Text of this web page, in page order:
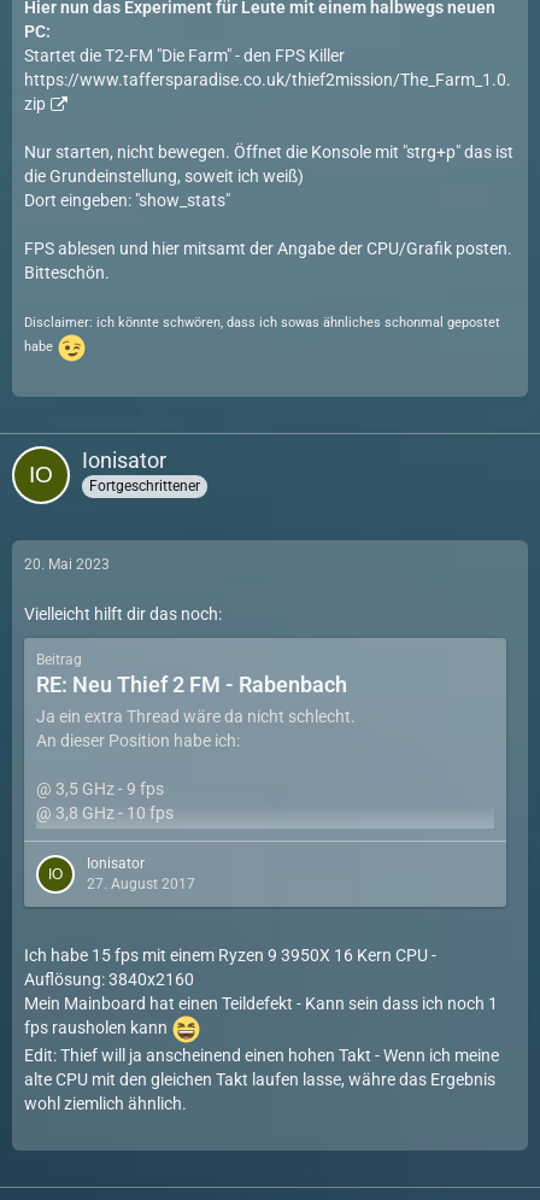
Hier nun das Experiment für Leute mit einem halbwegs neuen
PC:
Startet die T2-FM "Die Farm" - den FPS Killer
https://www.taffersparadise.co.uk/thief2mission/The_Farm_1.0.
zip
Nur starten, nicht bewegen. Öffnet die Konsole mit "strg+p" das ist
die Grundeinstellung, soweit ich weiß)
Dort eingeben: "show_stats"
FPS ablesen und hier mitsamt der Angabe der CPU/Grafik posten.
Bitteschön.
Disclaimer: ich könnte schwören, dass ich sowas ähnliches schonmal gepostet
habe
Ionisator
Fortgeschrittener
20. Mai 2023
Vielleicht hilft dir das noch:
Beitrag
RE: Neu Thief 2 FM - Rabenbach
Ja ein extra Thread wäre da nicht schlecht.
An dieser Position habe ich:
@ 3,5 GHz - 9 fps
@ 3,8 GHz - 10 fps
@ 4,1 GHz - 11 fps
@ 4,4 GHz - 12 fps
Fazit: mehr MHz --> mehr fps
Hab meine CPU auf 4,3 GHz laufen, darüber wird sie deutlich
wärmer, damit hab ich noch was getetet:
@ 4,3 GHZ & RAM 1600 Mhz - 11 fps
@ 4,3 GHZ & RAM 800 MHz - 10,5 fps
Also ich hab den Arbeitsspeicher mit der Hälfte des
Durchschnitts fps-Wert schwankt da zwischen 10 und 11…
Ionisator
27. August 2017
Ich habe 15 fps mit einem Ryzen 9 3950X 16 Kern CPU -
Auflösung: 3840x2160
Mein Mainboard hat einen Teildefekt - Kann sein dass ich noch 1
fps rausholen kann
Edit: Thief will ja anscheinend einen hohen Takt - Wenn ich meine
alte CPU mit den gleichen Takt laufen lasse, währe das Ergebnis
wohl ziemlich ähnlich.